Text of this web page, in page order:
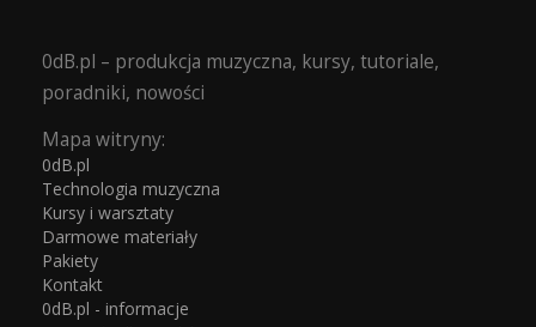
0dB.pl – produkcja muzyczna, kursy, tutoriale,
poradniki, nowości
Mapa witryny:
0dB.pl
Technologia muzyczna
Kursy i warsztaty
Darmowe materiały
Pakiety
Kontakt
0dB.pl - informacje